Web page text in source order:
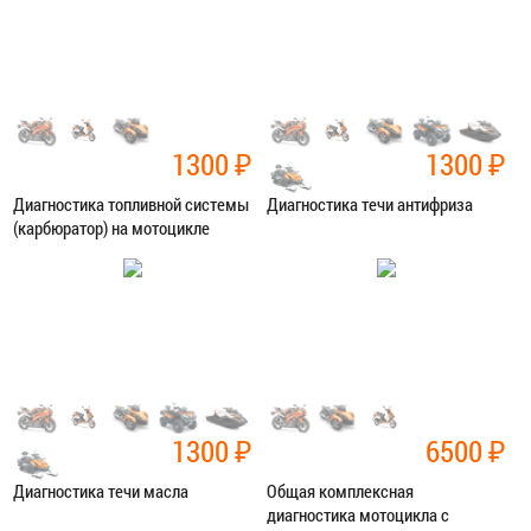
1300₽
Диагностика топливной системы
(карбюратор) на мотоцикле
Диагностика
1300₽
Диагностика течи антифриза
Диагностика
1300₽
Диагностика течи масла
6500₽
Общая комплексная
диагностика мотоцикла с